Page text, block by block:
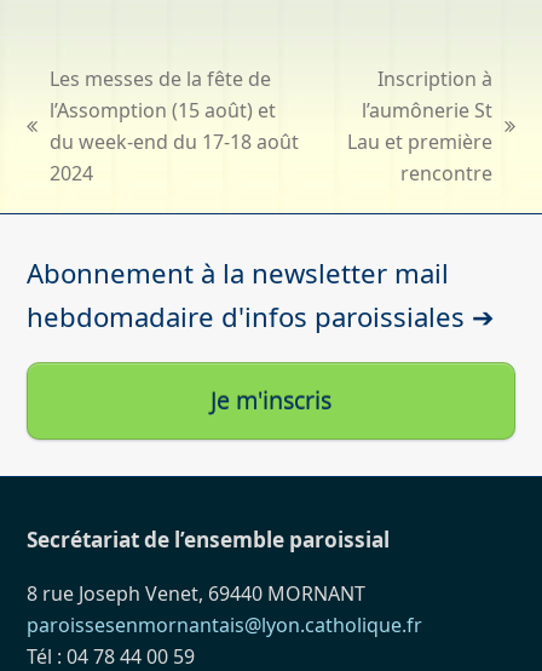
previous
post:
Les messes de la fête de
l’Assomption (15 août) et
du week-end du 17-18 août
2024
next
Inscription à
l’aumônerie St
Lau et première
rencontre
Abonnement à la newsletter mail
hebdomadaire d'infos paroissiales ➔
Je m'inscris
Secrétariat de l’ensemble paroissial
8 rue Joseph Venet, 69440 MORNANT
paroissesenmornantais@lyon.catholique.fr
Tél : 04 78 44 00 59